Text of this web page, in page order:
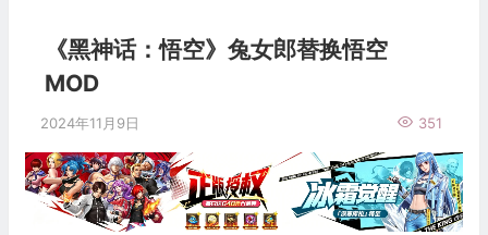
《黑神话：悟空》兔女郎替换悟空
MOD
2024年11月9日 351